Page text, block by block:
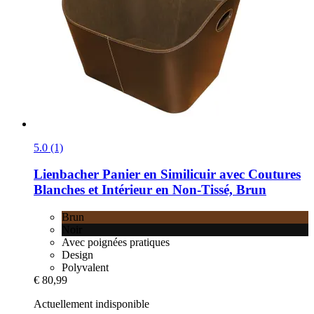
5.0 (1)
Lienbacher Panier en Similicuir avec Coutures
Blanches et Intérieur en Non-​Tissé, Brun
Brun
Avec poignées pratiques
Design
Polyvalent
€ 80,99
Actuellement indisponible